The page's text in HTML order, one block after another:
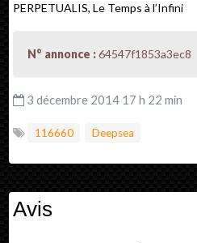
PERPETUALIS, Le Temps à l’Infini
N° annonce :64547f1853a3ec8
3 décembre 2014 17 h 22 min
116660 Deepsea
Avis